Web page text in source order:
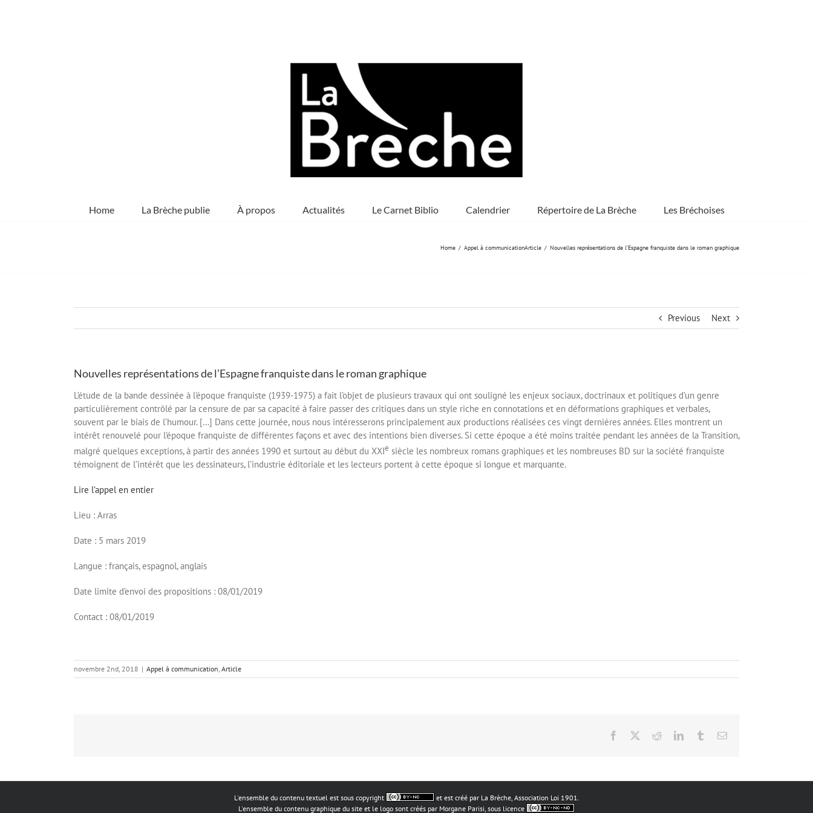
Home La Brèche publie À propos Actualités Le Carnet Biblio Calendrier Répertoire de La Brèche Les Bréchoises
Home Appel à communicationArticle Nouvelles représentations de l’Espagne franquiste dans le roman graphique
Previous Next
Nouvelles représentations de l’Espagne franquiste dans le roman graphique
L’étude de la bande dessinée à l’époque franquiste (1939-1975) a fait l’objet de plusieurs travaux qui ont souligné les enjeux sociaux, doctrinaux et politiques d’un genre
particulièrement contrôlé par la censure de par sa capacité à faire passer des critiques dans un style riche en connotations et en déformations graphiques et verbales,
souvent par le biais de l’humour. […] Dans cette journée, nous nous intéresserons principalement aux productions réalisées ces vingt dernières années. Elles montrent un
intérêt renouvelé pour l’époque franquiste de différentes façons et avec des intentions bien diverses. Si cette époque a été moins traitée pendant les années de la Transition,
malgré quelques exceptions, à partir des années 1990 et surtout au début du XXIe siècle les nombreux romans graphiques et les nombreuses BD sur la société franquiste
témoignent de l’intérêt que les dessinateurs, l’industrie éditoriale et les lecteurs portent à cette époque si longue et marquante.
Lire l’appel en entier
Lieu : Arras
Date : 5 mars 2019
Langue : français, espagnol, anglais
Date limite d’envoi des propositions : 08/01/2019
Contact : 08/01/2019
novembre 2nd, 2018 | Appel à communication, Article
Facebook RedditLinkedInTumblrEmail
L'ensemble du contenu textuel est sous copyright
et est créé par La Brèche, Association Loi 1901.
L'ensemble du contenu graphique du site et le logo sont créés par Morgane Parisi, sous licence